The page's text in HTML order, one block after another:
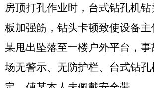
房顶打孔作业时， 台式钻孔机
板加强筋，钻头卡顿致使设备
某甩出坠落至一楼户外平台 ，
场无警示、无防护栏、 台式钻孔